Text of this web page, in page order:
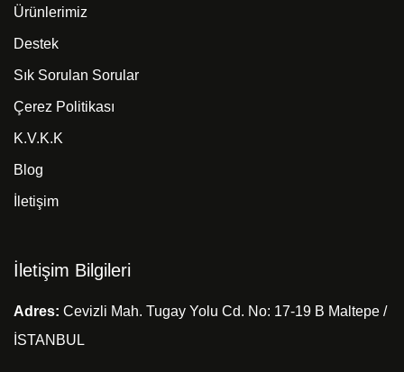
Ürünlerimiz
Destek
Sık Sorulan Sorular
Çerez Politikası
K.V.K.K
Blog
İletişim
İletişim Bilgileri
Adres: Cevizli Mah. Tugay Yolu Cd. No: 17-19 B Maltepe /
İSTANBUL